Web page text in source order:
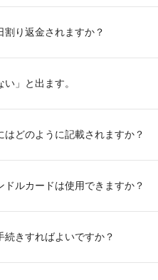
割り返金されますか？
」と出ます。
どのように記載されますか？
ルカードは使用できますか？
きすればよいですか？